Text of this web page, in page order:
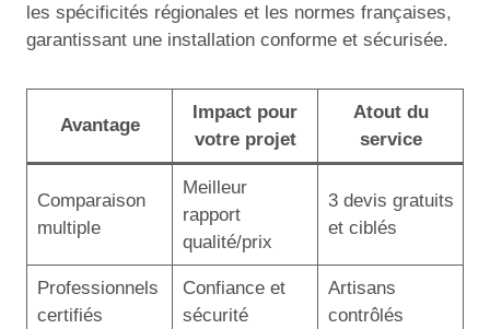
les spécificités régionales et les normes françaises,
garantissant une installation conforme et sécurisée.
Avantage
Impact pour
votre projet
Atout du
service
Comparaison
multiple
Meilleur
rapport
qualité/prix
3 devis gratuits
et ciblés
Professionnels
certifiés
Confiance et
sécurité
Artisans
contrôlés